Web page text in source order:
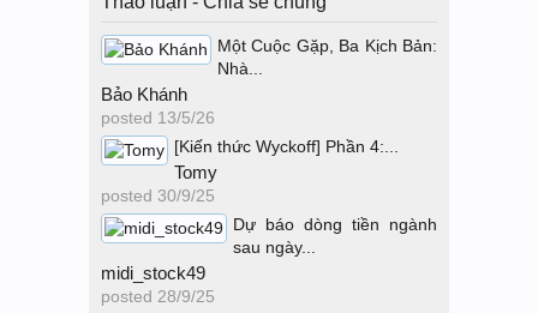
Một Cuộc Gặp, Ba Kịch Bản:
Nhà...
Bảo Khánh
posted 13/5/26
[Kiến thức Wyckoff] Phần 4:...
Tomy
posted 30/9/25
Dự báo dòng tiền ngành
sau ngày...
midi_stock49
posted 28/9/25